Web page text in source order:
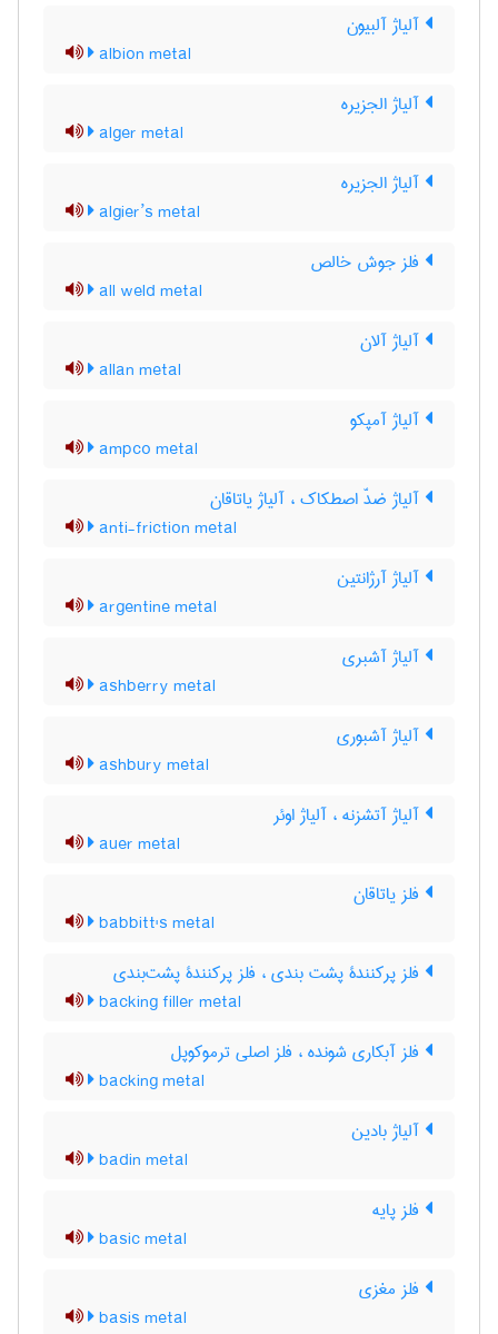
آلیاژ آلبیون
albion metal
آلیاژ الجزیره
alger metal
آلیاژ الجزیره
algier’s metal
فلز جوش خالص
all weld metal
آلیاژ آلان
allan metal
آلیاژ آمپکو
ampco metal
آلیاژ ضدّ اصطکاک ، آلیاژ یاتاقان
anti-friction metal
آلیاژ آرژانتین
argentine metal
آلیاژ آشبری
ashberry metal
آلیاژ آشبوری
ashbury metal
آلیاژ آتشزنه ، آلیاژ اوئر
auer metal
فلز یاتاقان
babbitt's metal
فلز پرکنندۀ پشت بندی ، فلز پرکنندۀ پشت‌بندی
backing filler metal
فلز آبکاری شونده ، فلز اصلی ترموکوپل
backing metal
آلیاژ بادین
badin metal
فلز پایه
basic metal
فلز مغزی
basis metal